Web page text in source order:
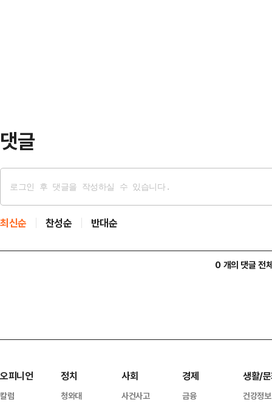
댓글
최신순 찬성순 반대순
0 개의 댓글 전
오피니언
칼럼
정치
청와대
사회
사건사고
경제
금융
생활/
건강정보